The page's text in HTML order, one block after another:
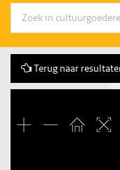
Terug naar